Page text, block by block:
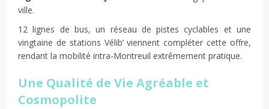
ville.
12 lignes de bus, un réseau de pistes cyclables et une
vingtaine de stations Vélib’ viennent compléter cette offre,
rendant la mobilité intra-Montreuil extrêmement pratique.
Une Qualité de Vie Agréable et
Cosmopolite